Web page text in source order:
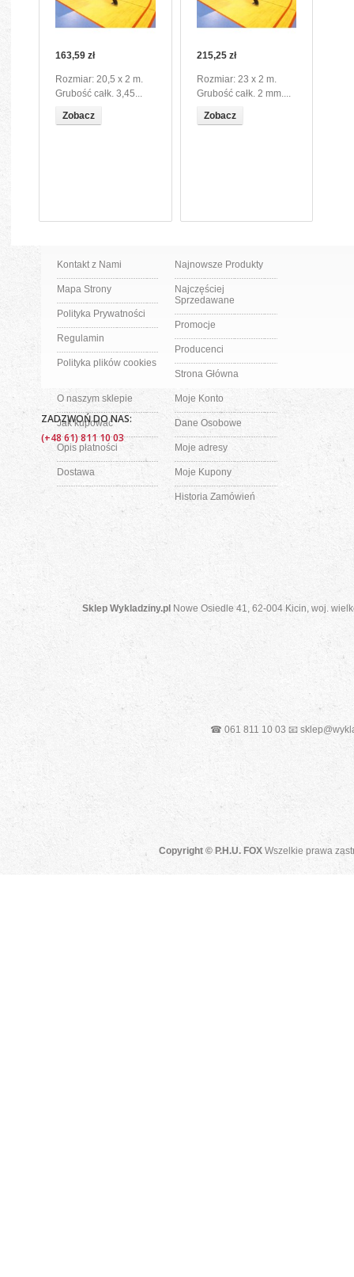
163,59 zł
Rozmiar: 20,5 x 2 m.
Grubość całk. 3,45...
Zobacz
215,25 zł
Rozmiar: 23 x 2 m.
Grubość całk. 2 mm....
Zobacz
Kontakt z Nami
Mapa Strony
Polityka Prywatności
Regulamin
Polityka plików cookies
Najnowsze Produkty
Najczęściej
Sprzedawane
Promocje
Producenci
Strona Główna
O naszym sklepie
Jak kupować
Opis płatności
Dostawa
Moje Konto
Dane Osobowe
Moje adresy
Moje Kupony
Historia Zamówień
Sklep Wykladziny.pl Nowe Osiedle 41, 62-004 Kicin, woj.
☎ 061 811 10 03 📧
Copyright © P.H.U. FOX Wszelkie prawa
ZADZWOŃ DO NAS:
(+48 61) 811 10 03